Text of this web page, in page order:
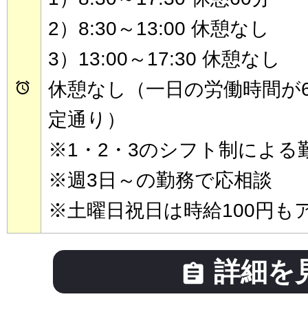

2）8:30～13:00 休憩なし
3）13:00～17:30 休憩なし
休憩なし（一日の労働時間
定通り）
※1・2・3のシフト制による
※週3日～の勤務で応相談
※土曜日祝日は時給100円も
 詳細を